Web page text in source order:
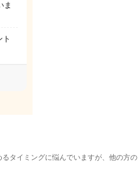
ま
タイミングに悩んでいますが、他の方の